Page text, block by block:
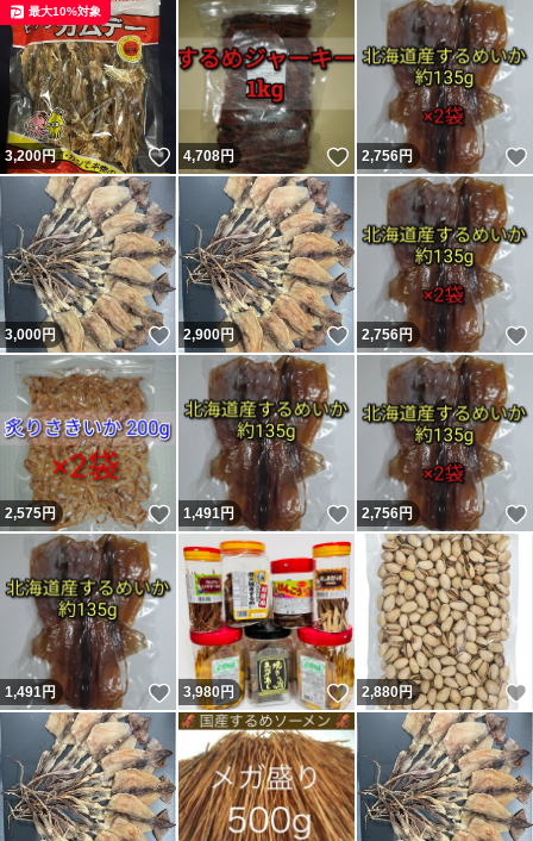
3,200円 いいね！
最大10%対象
4,708円 いいね！
2,756円
3,000円 いいね！
2,900円 いいね！
2,756円
2,575円 いいね！
1,491円 いいね！
2,756円
1,491円 いいね！
3,980円 いいね！
2,880円